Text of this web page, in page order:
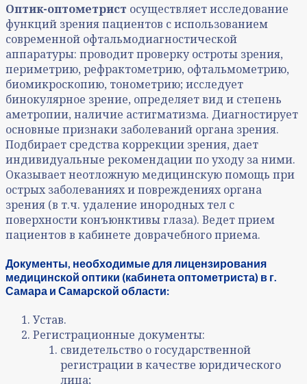
Оптик-оптометрист осуществляет исследование
функций зрения пациентов с использованием
современной офтальмодиагностической
аппаратуры: проводит проверку остроты зрения,
периметрию, рефрактометрию, офтальмометрию,
биомикроскопию, тонометрию; исследует
бинокулярное зрение, определяет вид и степень
аметропии, наличие астигматизма. Диагностирует
основные признаки заболеваний органа зрения.
Подбирает средства коррекции зрения, дает
индивидуальные рекомендации по уходу за ними.
Оказывает неотложную медицинскую помощь при
острых заболеваниях и повреждениях органа
зрения (в т.ч. удаление инородных тел с
поверхности конъюнктивы глаза). Ведет прием
пациентов в кабинете доврачебного приема.
Документы, необходимые для лицензирования
медицинской оптики (кабинета оптометриста) в г.
Самара и Самарской области:
Устав.
Регистрационные документы:
свидетельство о государственной
регистрации в качестве юридического
лица;